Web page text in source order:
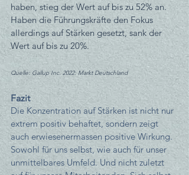
haben, stieg der Wert auf bis zu 52% an.
Haben die Führungskräfte den Fokus
allerdings auf Stärken gesetzt, sank der
Wert auf bis zu 20%.
Quelle: Gallup Inc. 2022: Markt Deutschland
Fazit
Die Konzentration auf Stärken ist nicht nur
extrem positiv behaftet, sondern zeigt
auch erwiesenermassen positive Wirkung.
Sowohl für uns selbst, wie auch für unser
unmittelbares Umfeld. Und nicht zuletzt